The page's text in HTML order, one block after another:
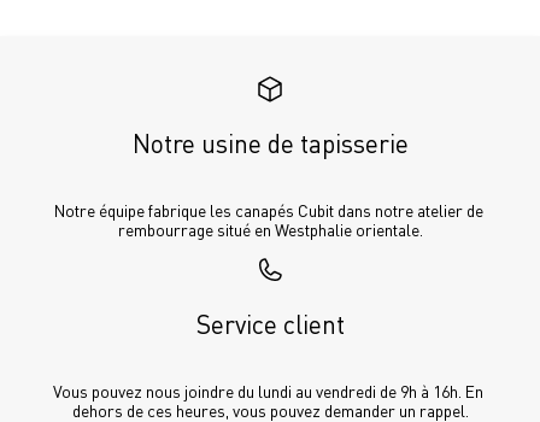
Notre usine de tapisserie
Notre équipe fabrique les canapés Cubit dans notre atelier de
rembourrage situé en Westphalie orientale.
Service client
Vous pouvez nous joindre du lundi au vendredi de 9h à 16h. En
dehors de ces heures, vous pouvez demander un rappel.